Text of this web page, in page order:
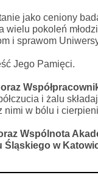
jako ceniony
wielu pokoleń
i sprawom
Jego Pamięci.
i żalu
nimi w bólu i
Wspólnota
Śląskiego w